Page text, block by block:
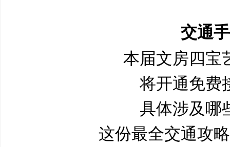
交通
本届文房四宝
将开通免费
具体涉及哪
这份最全交通攻